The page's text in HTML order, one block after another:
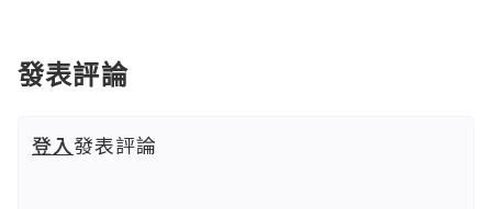
發表評論
登入發表評論